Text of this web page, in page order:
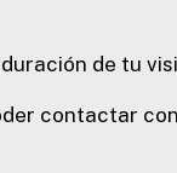
de tu
contactar